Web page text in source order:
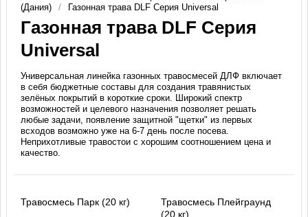
(Дания)
Газонная трава DLF Серия Universal
Газонная трава DLF Серия
Universal
Универсальная линейка газонных травосмесей ДЛФ включает
в себя бюджетные составы для создания травянистых
зелёных покрытий в короткие сроки. Широкий спектр
возможностей и целевого назначения позволяет решать
любые задачи, появление защитной "щетки" из первых
всходов возможно уже на 6-7 день после посева.
Неприхотливые травостои с хорошим соотношением цена и
качество.
Травосмесь Парк (20 кг)
Травосмесь Плейграунд
(20 кг)